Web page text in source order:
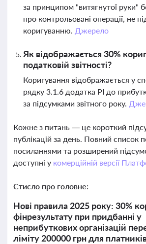
за принципом "витягнутої руки"
про контрольовані операції, не
коригуванню. Джерело
Як відображається 30%
податковій звітності?
Коригування відображається у
рядку 3.1.6 додатка РІ до
за підсумками звітного року.
Кожне з питань — це короткий
публікацій за день. Повний список
посиланнями та розширений
доступні у комерційній версії
Стисло про головне:
Нові правила 2025 року: 30%
фінрезультату при придбанні у
неприбуткових організацій
ліміту 200000 грн для